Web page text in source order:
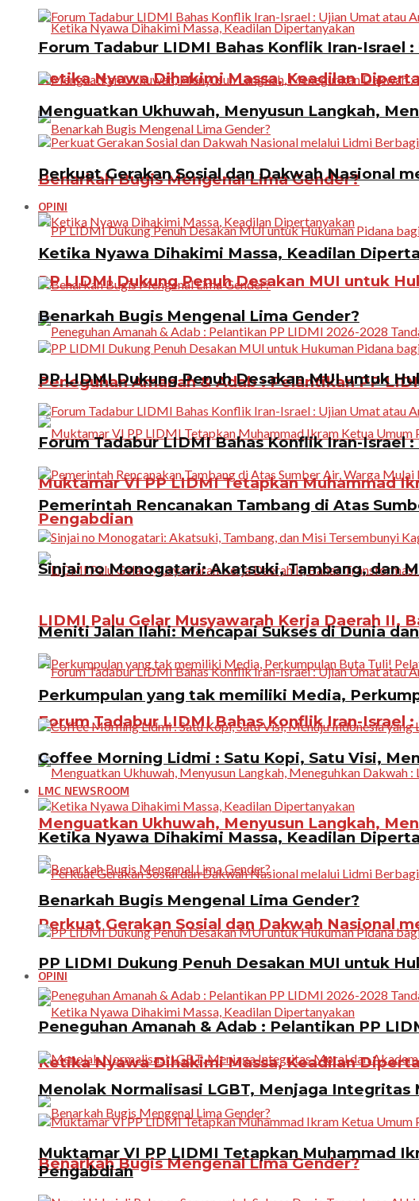
Ketika Nyawa Dihakimi Massa, Keadilan
Benarkah Bugis Mengenal Lima Gender?
PP LIDMI Dukung Penuh Desakan MUI untuk
Peneguhan Amanah & Adab : Pelantikan PP
Muktamar VI PP LIDMI Tetapkan Muhammad
Pengabdian
LIDMI Palu Gelar Musyawarah Kerja Daerah II,
Forum Tadabur LIDMI Bahas Konflik Iran-Israel
Menguatkan Ukhuwah, Menyusun Langkah,
Perkuat Gerakan Sosial dan Dakwah Nasional
OPINI
Ketika Nyawa Dihakimi Massa, Keadilan
Benarkah Bugis Mengenal Lima Gender?
Forum Tadabur LIDMI Bahas Konflik Iran-Israel
Menguatkan Ukhuwah, Menyusun Langkah,
Perkuat Gerakan Sosial dan Dakwah Nasional
OPINI
Ketika Nyawa Dihakimi Massa, Keadilan
Benarkah Bugis Mengenal Lima Gender?
PP LIDMI Dukung Penuh Desakan MUI untuk
Forum Tadabur LIDMI Bahas Konflik Iran-Israel
Pemerintah Rencanakan Tambang di Atas
Sinjai no Monogatari: Akatsuki, Tambang, dan
Meniti Jalan Ilahi: Mencapai Sukses di Dunia
Perkumpulan yang tak memiliki Media,
Coffee Morning Lidmi : Satu Kopi, Satu Visi,
LMC NEWSROOM
Ketika Nyawa Dihakimi Massa, Keadilan
Benarkah Bugis Mengenal Lima Gender?
PP LIDMI Dukung Penuh Desakan MUI untuk
Peneguhan Amanah & Adab : Pelantikan PP
Menolak Normalisasi LGBT, Menjaga Integritas
Muktamar VI PP LIDMI Tetapkan Muhammad
Pengabdian